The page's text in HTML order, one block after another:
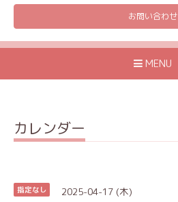
お問い合わせ
MENU
カレンダー
指定なし 2025-04-17 (木)